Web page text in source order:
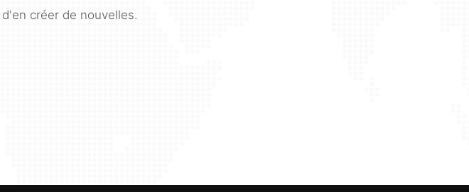
créer de nouvelles.